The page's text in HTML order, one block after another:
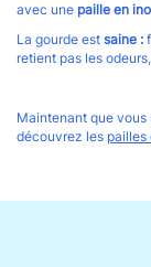
avec une paille en
La gourde est saine :
retient pas les
Maintenant que
découvrez les pailles